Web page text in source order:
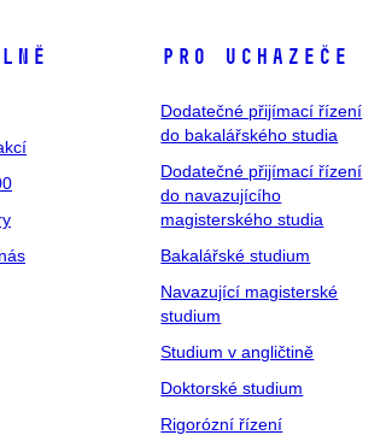
Pro uchazeče
Dodatečné přijímací řízení
do bakalářského studia
Dodatečné přijímací řízení
do navazujícího
magisterského studia
Bakalářské studium
Navazující magisterské
studium
Studium v angličtině
Doktorské studium
Rigorózní řízení